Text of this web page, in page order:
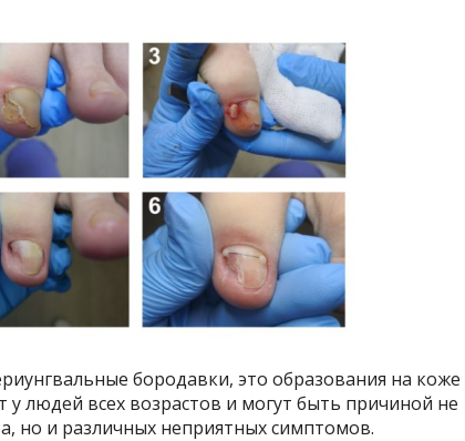
бородавки, это образования на коже
у людей всех возрастов и могут быть причиной не
но и различных неприятных симптомов.